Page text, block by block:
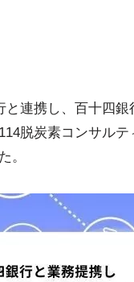
連携し、百十四
脱炭素コンサル
。